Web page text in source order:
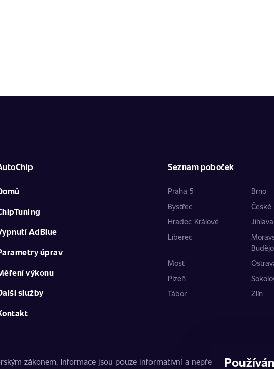
AdBlue
úprav
výkonu
služby
Seznam poboček
Praha 5
Brno
Bystřec
České
Hradec Králové
Jihlava
Liberec
Most
Plzeň
Tábor
Zlín
zákonem. Informace jsou pouze informativní a nepředstavují